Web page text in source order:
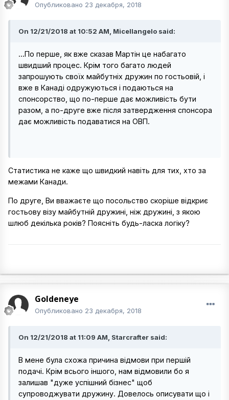
Опубликовано 23 декабря, 2018
On 12/21/2018 at 10:52 AM, Micellangelo said:
...По перше, як вже сказав Мартін це набагато
швидший процес. Крім того багато людей
запрошують своїх майбутніх дружин по гостьовій, і
вже в Канаді одружуються і подаються на
спонсорство, що по-перше дає можливість бути
разом, а по-друге вже після затвердження спонсора
дає можливість подаватися на ОВП.
Статистика не каже що швидкий навіть для тих, хто за
межами Канади.
По друге, Ви вважаєте що посольство скоріше відкриє
гостьову візу майбутній дружині, ніж дружині, з якою
шлюб декілька років? Поясніть будь-ласка логіку?
Goldeneye
Опубликовано 23 декабря, 2018
On 12/21/2018 at 11:09 AM, Starcrafter said:
В мене була схожа причина відмови при першій
подачі. Крім всього іншого, нам відмовили бо я
залишав "дуже успішний бізнес" щоб
супроводжувати дружину. Довелось описувати що і